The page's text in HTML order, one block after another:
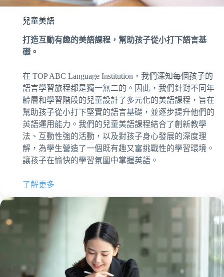
兒童美語
打造互動有趣的美語課程，幫助孩子從小打下語言基
礎。
在 TOP ABC Language Institution，我們深知每個孩子的
語言學習旅程都是獨一無二的。因此，我們針對不同年
齡層和學習階段的兒童設計了多元化的美語課程，旨在
幫助孩子從小打下堅實的語言基礎，並逐步提升他們的
英語運用能力。我們的兒童美語課程結合了創新教學
法、互動性強的活動，以及對孩子身心發展的深度理
解，為學生營造了一個既有趣又富挑戰性的學習環境。
讓孩子在愉快的學習氛圍中掌握英語。
了解更多